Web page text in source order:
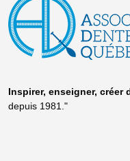
Inspirer, enseigner, créer
depuis 1981."